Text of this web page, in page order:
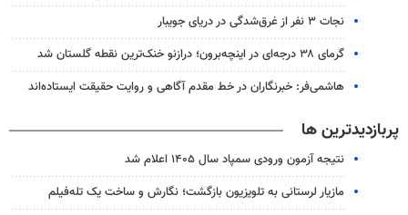
نجات ۳ نفر از غرق‌شدگی در دریای جویبار
گرمای ۳۸ درجه‌ای در اینچه‌برون؛ درازنو خنک‌ترین نقطه گلستان شد
هاشمی‌فر​​​​​​​: خبرنگاران در خط مقدم آگاهی و روایت حقیقت ایستاده‌اند
پربازدیدترین ها
نتیجه آزمون ورودی سمپاد سال ۱۴۰۵ اعلام شد
مازیار لرستانی به تلویزیون بازگشت؛ نگارش و ساخت یک تله‌فیلم